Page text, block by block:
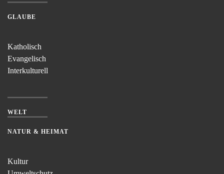
GLAUBE
Katholisch
Evangelisch
Interkulturell
WELT
NATUR & HEIMAT
Kultur